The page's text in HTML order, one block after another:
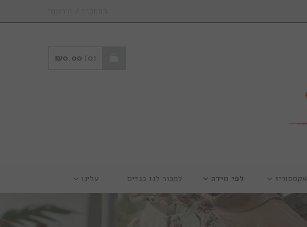
₪0.00 0
אקססוריז לפי מידה למכור לנו בגדים עלינו